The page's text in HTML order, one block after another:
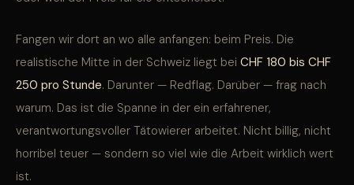
Fangen wir dort an wo alle anfangen: beim Preis. Die
realistische Mitte in der Schweiz liegt bei CHF 180 bis CHF
250 pro Stunde. Darunter — Redflag. Darüber — frag nach
warum. Das ist die Spanne in der ein erfahrener,
verantwortungsvoller Tätowierer arbeitet. Nicht billig, nicht
horribel teuer — sondern so viel wie die Arbeit wirklich wert
ist.